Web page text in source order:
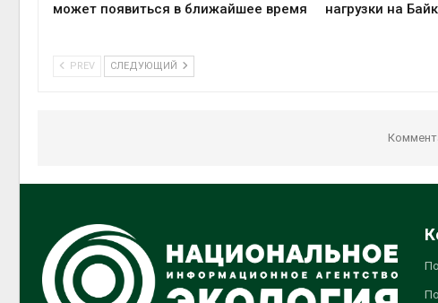
может появиться в ближайшее время
нагрузки на
PREV СЛЕДУЮЩИЙ